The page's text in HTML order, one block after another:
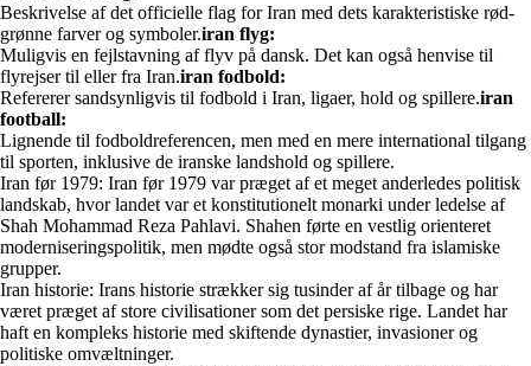
Beskrivelse af det officielle flag for Iran med dets karakteristiske rød-
grønne farver og symboler.iran flyg:
Muligvis en fejlstavning af flyv på dansk. Det kan også henvise til
flyrejser til eller fra Iran.iran fodbold:
Refererer sandsynligvis til fodbold i Iran, ligaer, hold og spillere.iran
football:
Lignende til fodboldreferencen, men med en mere international tilgang
til sporten, inklusive de iranske landshold og spillere.
Iran før 1979: Iran før 1979 var præget af et meget anderledes politisk
landskab, hvor landet var et konstitutionelt monarki under ledelse af
Shah Mohammad Reza Pahlavi. Shahen førte en vestlig orienteret
moderniseringspolitik, men mødte også stor modstand fra islamiske
grupper.
Iran historie: Irans historie strækker sig tusinder af år tilbage og har
været præget af store civilisationer som det persiske rige. Landet har
haft en kompleks historie med skiftende dynastier, invasioner og
politiske omvæltninger.